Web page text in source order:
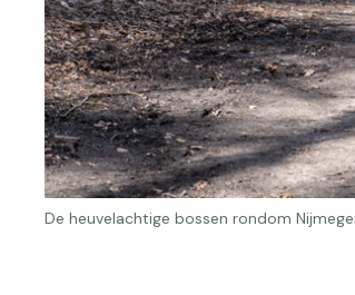
De heuvelachtige bossen rondom